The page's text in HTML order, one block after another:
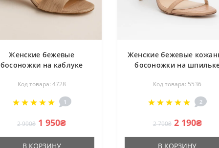
Женские бежевые
босоножки на каблуке
1 4728 классические из
натуральнойкожи
Код товара: 4728
1
2 990₴ 1 950₴
В КОРЗИНУ
Женские бежевые
босоножки на
5536 праздничные
Код товара: 5536
2
2 790₴ 2 190₴
В КОРЗИНУ